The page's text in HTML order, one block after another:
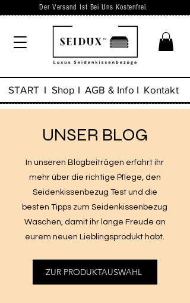
STARTI Shop IAGB & Info I Kontakt
Der Versand Ist Bei Uns Kostenfrei.
UNSER BLOG
In unseren Blogbeiträgen erfahrt ihr
mehr über die richtige Pflege, den
Seidenkissenbezug Test und die
besten Tipps zum Seidenkissenbezug
Waschen, damit ihr lange Freude an
eurem neuen Lieblingsprodukt habt.
ZUR PRODUKTAUSWAHL